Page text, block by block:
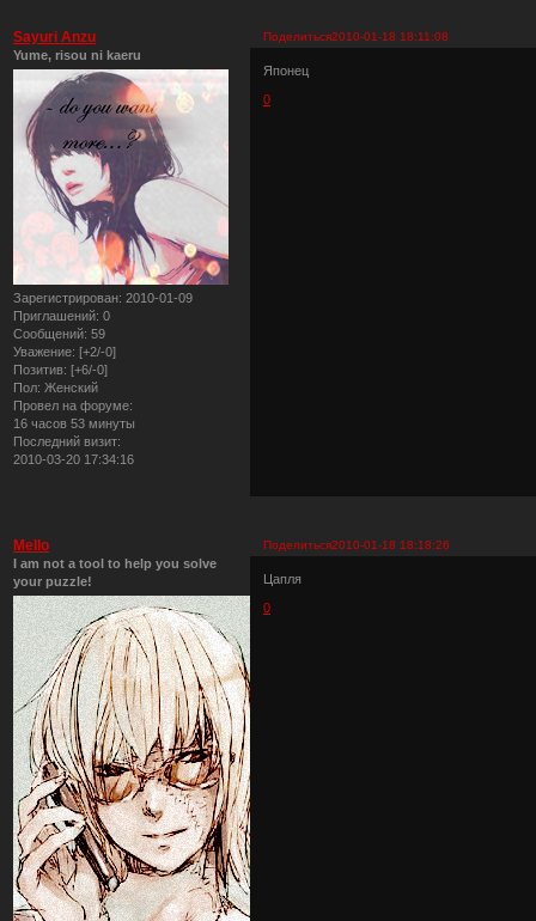
Поделиться2010-01-18 18:11:08
Sayuri Anzu
Yume, risou ni kaeru
Зарегистрирован: 2010-01-09
Приглашений: 0
Сообщений: 59
Уважение: [+2/-0]
Позитив: [+6/-0]
Пол: Женский
Провел на форуме:
16 часов 53 минуты
Последний визит:
2010-03-20 17:34:16
Японец
0
Поделиться2010-01-18 18:18:26
Mello
I am not a tool to help you solve
your puzzle!
Цапля
0